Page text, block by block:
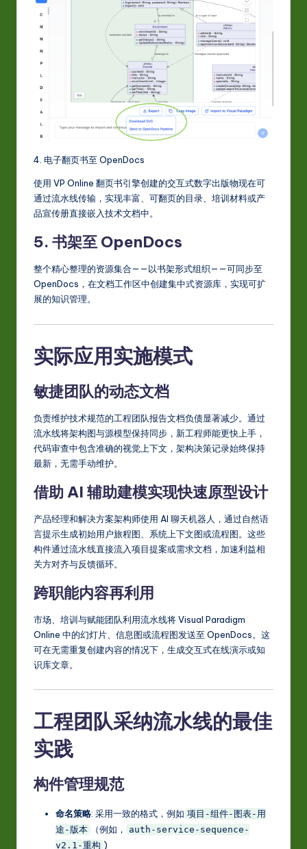
4. 电子翻页书至 OpenDocs
使用 VP Online 翻页书引擎创建的交互式数字出版物现在可
通过流水线传输，实现丰富、可翻页的目录、培训材料或产
品宣传册直接嵌入技术文档中。
5. 书架至 OpenDocs
整个精心整理的资源集合——以书架形式组织——可同步至
OpenDocs，在文档工作区中创建集中式资源库，实现可扩
展的知识管理。
实际应用实施模式
敏捷团队的动态文档
负责维护技术规范的工程团队报告文档负债显著减少。通过
流水线将架构图与源模型保持同步，新工程师能更快上手，
代码审查中包含准确的视觉上下文，架构决策记录始终保持
最新，无需手动维护。
借助 AI 辅助建模实现快速原型设计
产品经理和解决方案架构师使用 AI 聊天机器人，通过自然语
言提示生成初始用户旅程图、系统上下文图或流程图。这些
构件通过流水线直接流入项目提案或需求文档，加速利益相
关方对齐与反馈循环。
跨职能内容再利用
市场、培训与赋能团队利用流水线将 Visual Paradigm
Online 中的幻灯片、信息图或流程图发送至 OpenDocs。这
可在无需重复创建内容的情况下，生成交互式在线演示或知
识库文章。
工程团队采纳流水线的最佳
实践
构件管理规范
命名策略: 采用一致的格式，例如 项目-组件-图表-用
途-版本
（例如，
auth-service-sequence-
v2.1-重构 )